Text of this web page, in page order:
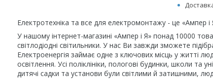
Електротехніка та все для електромонтажу - це «Ампер і
У нашому інтернет-магазині «Ампер і Я» понад 10000
світлодіодні світильники. У нас Ви завжди зможете
Електроенергія займає одне з ключових місць у житті
освітлення. Усі поліклініки, пологові будинки, школи
дитячі садки та установи були світлими й затишними,